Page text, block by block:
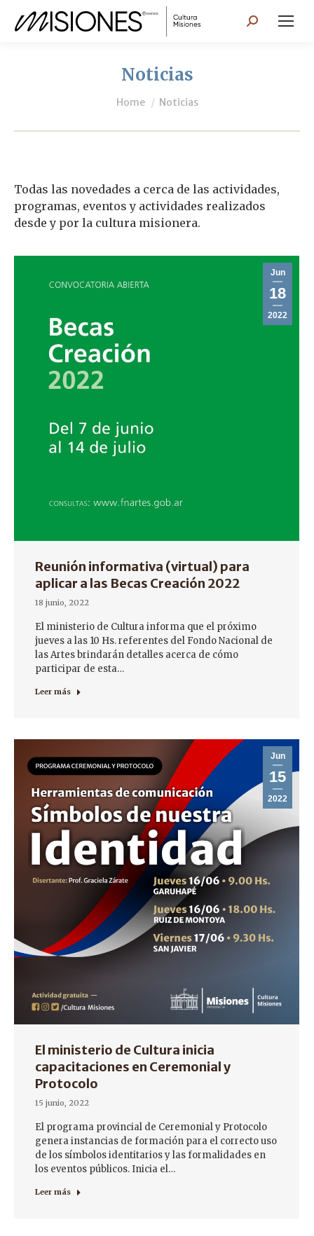
Search:
Noticias
You are here:
Home Noticias
Todas las novedades a cerca de las actividades,
programas, eventos y actividades realizados
desde y por la cultura misionera.
Jun
18
2022
Reunión informativa (virtual) para
aplicar a las Becas Creación 2022
18 junio, 2022
El ministerio de Cultura informa que el próximo
jueves a las 10 Hs. referentes del Fondo Nacional de
las Artes brindarán detalles acerca de cómo
participar de esta…
Leer más
Jun
15
2022
El ministerio de Cultura inicia
capacitaciones en Ceremonial y
Protocolo
15 junio, 2022
El programa provincial de Ceremonial y Protocolo
genera instancias de formación para el correcto uso
de los símbolos identitarios y las formalidades en
los eventos públicos. Inicia el…
Leer más